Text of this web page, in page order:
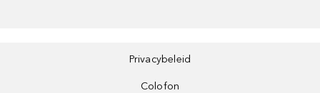
Privacybeleid
Colofon